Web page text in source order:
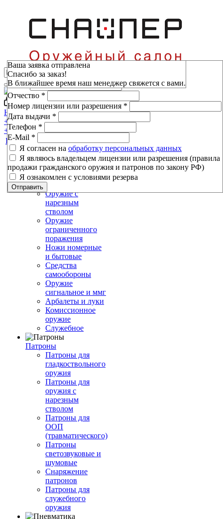
ВойтиМой кабинет
Н.Новгород, пр-т Ленина, 80
+7 (800) 333-16-53
+7 (800) 333-16-53
Каталог
Оружие
Оружие
гладкоствольное
Оружие с
нарезным
стволом
Оружие
ограниченного
поражения
Ножи номерные
и бытовые
Средства
самообороны
Оружие
сигнальное и ммг
Арбалеты и луки
Комиссионное
оружие
Служебное
Патроны
Патроны для
гладкоствольного
оружия
Патроны для
оружия с
нарезным
стволом
Патроны для
ООП
(травматического)
Патроны
светозвуковые и
шумовые
Снаряжение
патронов
Патроны для
служебного
оружия
Зарезервировать
Фамилия*
Имя*
Отчество *
Номер лицензии или разрешения *
Дата выдачи *
Телефон *
E-Mail *
Я согласен на обработку персональных данных
Я являюсь владельцем лицензии или разрешения (правила
продажи гражданского оружия и патронов по закону РФ)
Я ознакомлен с условиями резерва
Отправить
Ваша заявка отправлена
Спасибо за заказ!
В ближайшее время наш менеджер свяжется с вами.